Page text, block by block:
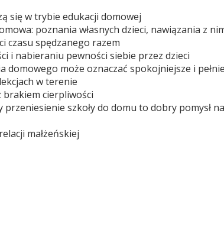
się w trybie edukacji domowej
poznania własnych dzieci, nawiązania z
czasu spędzanego razem
i nabieraniu pewności siebie przez dzieci
domowego może oznaczać spokojniejsze i
w terenie
brakiem cierpliwości
przeniesienie szkoły do domu to dobry pomysł
małżeńskiej